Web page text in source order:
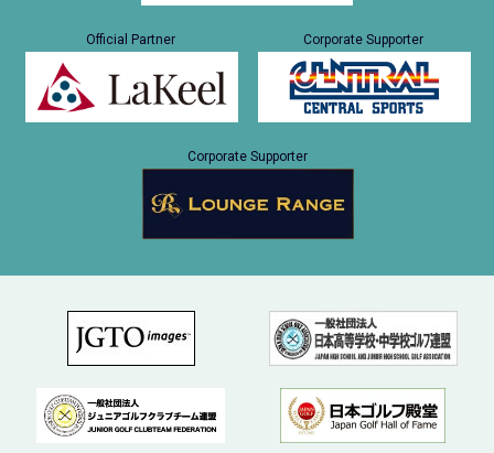
Official Partner Corporate Supporter
Corporate Supporter